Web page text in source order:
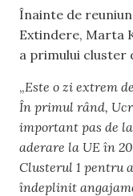
Înainte de
Extindere, Marta
a primului cluster
„Este o zi extrem
În primul rând,
important pas de
aderare la UE în
Clusterul 1 pentru
îndeplinit